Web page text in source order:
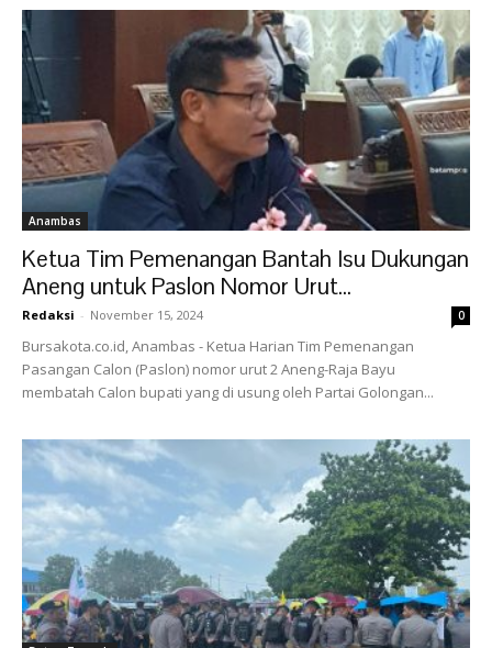
Anambas
Ketua Tim Pemenangan Bantah Isu Dukungan
Aneng untuk Paslon Nomor Urut...
Redaksi - November 15, 2024 0
Bursakota.co.id, Anambas - Ketua Harian Tim Pemenangan
Pasangan Calon (Paslon) nomor urut 2 Aneng-Raja Bayu
membatah Calon bupati yang di usung oleh Partai Golongan...